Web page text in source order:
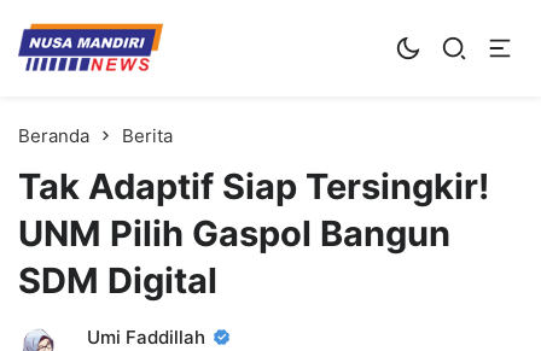
Kampus Digital Bisnis
Universitas Nusa Mandiri
Beranda Berita
Tak Adaptif Siap Tersingkir!
UNM Pilih Gaspol Bangun
SDM Digital
Umi Faddillah